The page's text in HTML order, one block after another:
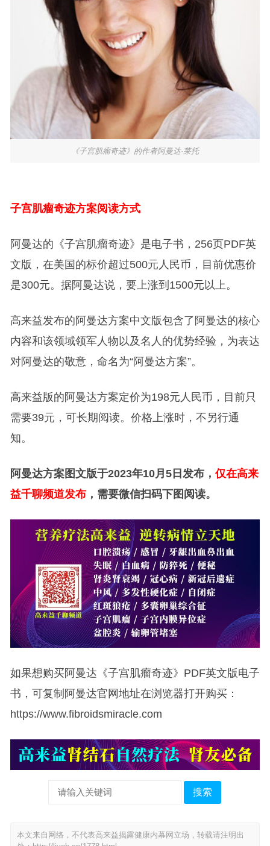
《子宫肌瘤奇迹》的作者阿曼达·莱托
子宫肌瘤奇迹方案阅读方式
阿曼达的《子宫肌瘤奇迹》是电子书，256页PDF英
文版，在美国的标价超过500元人民币，目前优惠价
是300元。据阿曼达说，要上涨到1500元以上。
高来益发布的阿曼达方案中文版包含了阿曼达的核心
内容和该领域领军人物以及名人的优势经验，为表达
对阿曼达的敬意，命名为“阿曼达方案”。
高来益版的阿曼达方案定价为198元人民币，目前只
需要39元，可长期阅读。价格上涨时，不另行通
知。
阿曼达方案图文版于2023年10月5日发布，仅在高来
益千聊频道发布，需要微信扫码下图阅读。
如果想购买阿曼达《子宫肌瘤奇迹》PDF英文版电子
书，可复制阿曼达官网地址在浏览器打开购买：
https://www.fibroidsmiracle.com
搜索
本文来自网络，不代表高来益揭露健康内幕网立场，转载请注明出